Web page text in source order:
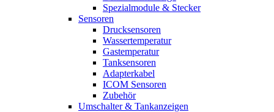
Spezialmodule & Stecker
Sensoren
Drucksensoren
Wassertemperatur
Gastemperatur
Tanksensoren
Adapterkabel
ICOM Sensoren
Zubehör
Umschalter & Tankanzeigen